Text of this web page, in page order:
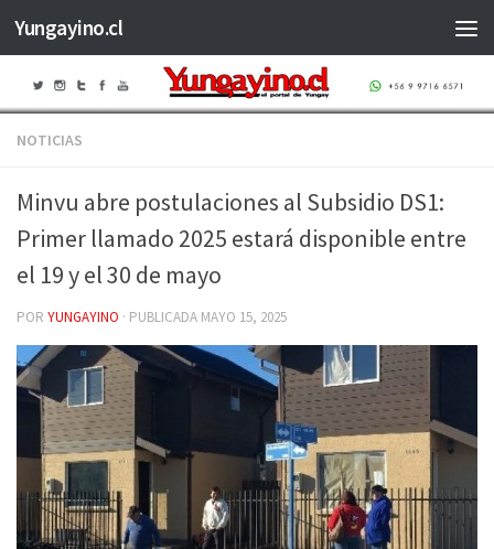
Saltar al contenido
Yungayino.cl
NOTICIAS
Minvu abre postulaciones al Subsidio DS1:
Primer llamado 2025 estará disponible entre
el 19 y el 30 de mayo
POR YUNGAYINO · PUBLICADA MAYO 15, 2025